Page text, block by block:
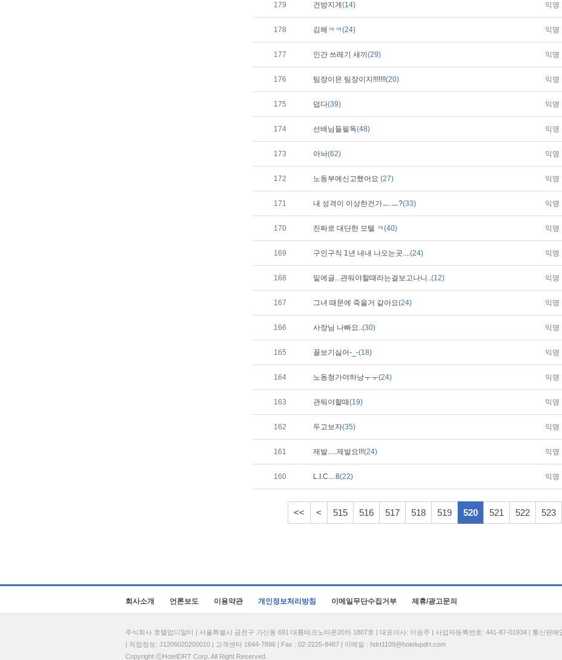
179 건방지게 (14) 익명
178 김해ㅋㅋ(24) 익명
177 인간 쓰레기 새끼 (29) 익명
176 팀장이믄 팀장이지!!!!!!!(20) 익명
175 덥다(39) 익명
174 선배님들필독(48) 익명
173 아놔(62) 익명
172 노동부에신고했어요 (27) 익명
171 내 성격이 이상한건가ㅡ.ㅡ?(33) 익명
170 진짜로 대단한 모텔 ㅋ(40) 익명
169 구인구직 1년 내내 나오는곳....(24) 익명
168 밑에글...관둬야할때라는걸보고나니..(12) 익명
167 그녀 때문에 죽을거 같아요(24) 익명
166 사장님 나빠요..(30) 익명
165 꼴보기싫어-_-(18) 익명
164 노동청가야하낭ㅜㅜ(24) 익명
163 관둬야할때(19) 익명
162 두고보자(35) 익명
161 제발.....제발요!!!(24) 익명
160 L.I.C....8(22) 익명
<< < 515 516 517 518 519 520 521 522 523
회사소개 언론보도 이용약관 개인정보처리방침 이메일무단수집거부 제휴/광고문의
주식회사 호텔업디알티 | 서울특별시 금천구 가산동 691 대륭테크노타운20차 1807호 | 대표이사: 이송주 | 사업자등록번호: 441-87-01934 | 통신판매
| 직업정보: J1206020200010 | 고객센터 1644-7896 | Fax : 02-2225-8487 | 이메일 : hdrt1109@hotelupdrt.com
Copyright ⓒHotelDRT Corp. All Right Reserved.